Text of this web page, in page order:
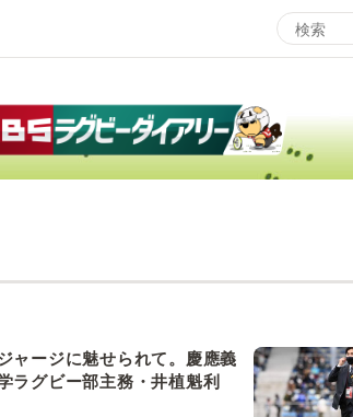
ュース解説が読める！「生！池上彰×山里亮
ャージに魅せられて。慶應義
ラグビー部主務・井植魁利